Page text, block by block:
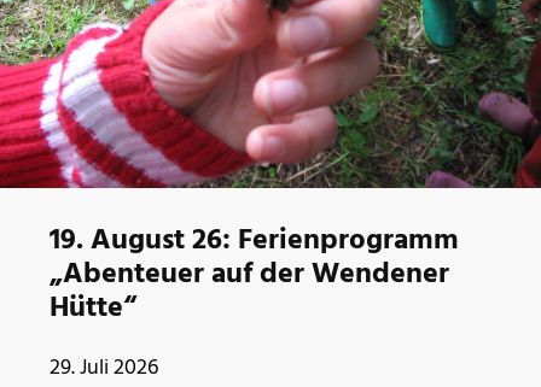
19. August 26: Ferienprogramm
„Abenteuer auf der Wendener
Hütte“
29. Juli 2026